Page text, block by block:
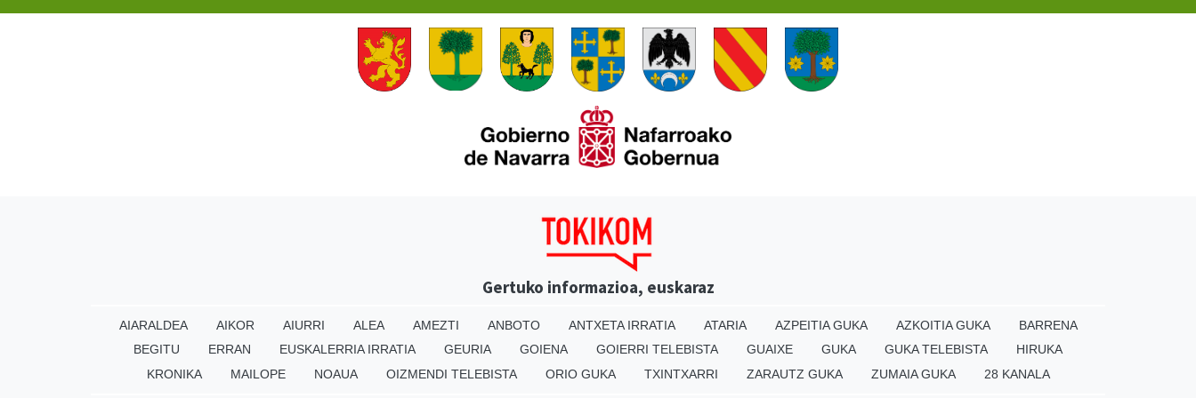
Gertuko informazioa, euskaraz
AIARALDEA AIKOR AIURRI ALEA AMEZTI ANBOTO ANTXETA IRRATIA ATARIA AZPEITIA GUKA AZKOITIA GUKA
BARRENA
BEGITU
ERRAN EUSKALERRIA IRRATIA GEURIA GOIENA GOIERRI TELEBISTA GUAIXE GUKA GUKA TELEBISTA
HIRUKA
KRONIKA
MAILOPE NOAUA OIZMENDI TELEBISTA ORIO GUKA TXINTXARRI ZARAUTZ GUKA ZUMAIA GUKA 28 KANALA